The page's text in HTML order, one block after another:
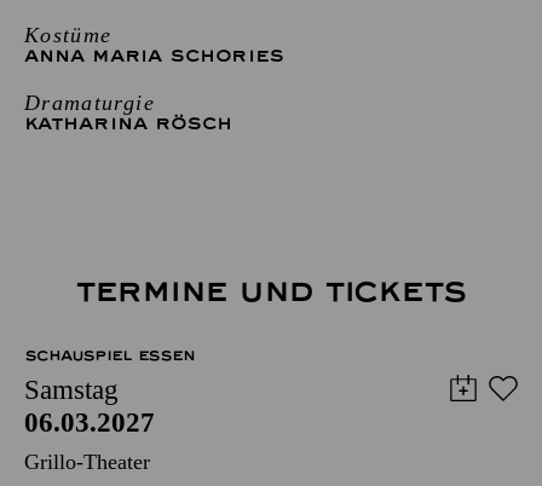
Kostüme
ANNA MARIA SCHORIES
Dramaturgie
KATHARINA RÖSCH
TERMINE UND TICKETS
SCHAUSPIEL ESSEN
Samstag
06.03.2027
Grillo-Theater